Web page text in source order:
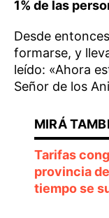
1% de las
Desde
formarse, y
leído: «Ahora
Señor de los
Tarifas
provincia
tiempo se